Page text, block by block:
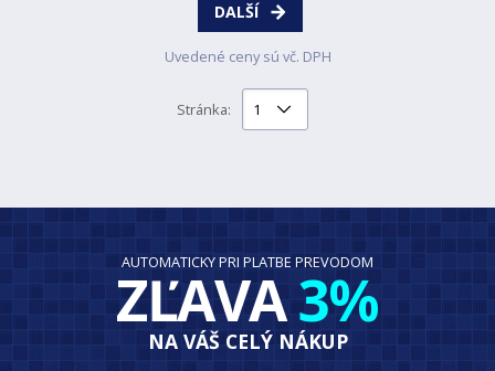
DALŠÍ
Uvedené ceny sú vč. DPH
Stránka:
AUTOMATICKY PRI PLATBE PREVODOM
ZĽAVA3%
NA VÁŠ CELÝ NÁKUP